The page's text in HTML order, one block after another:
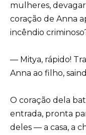
mulheres,
coração de Anna
incêndio
— Mitya, rápido!
Anna ao filho,
O coração dela
entrada, pronta
deles — a casa, a